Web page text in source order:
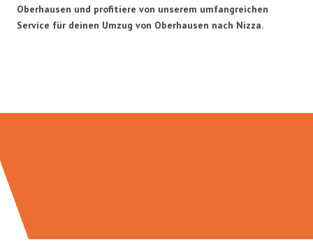
Oberhausen und profitiere von unserem umfangreichen
Service für deinen Umzug von Oberhausen nach Nizza.